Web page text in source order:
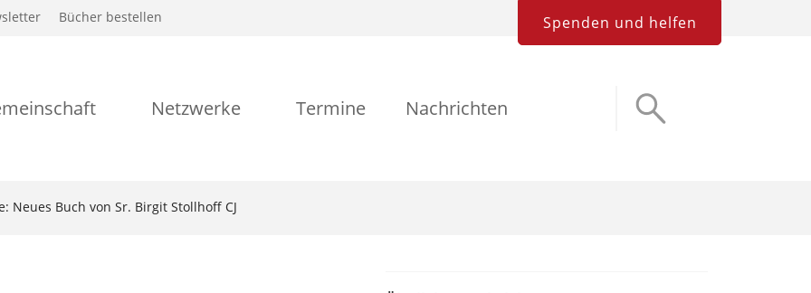
Bücher bestellen Spenden und helfen
Netzwerke Termine Nachrichten
Neues Buch von Sr. Birgit Stollhoff CJ